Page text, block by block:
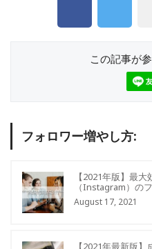
この記事が
フォロワー増やし方:
【2021年版】最
（Instagram）の
August 17, 2021
【2021年最新版